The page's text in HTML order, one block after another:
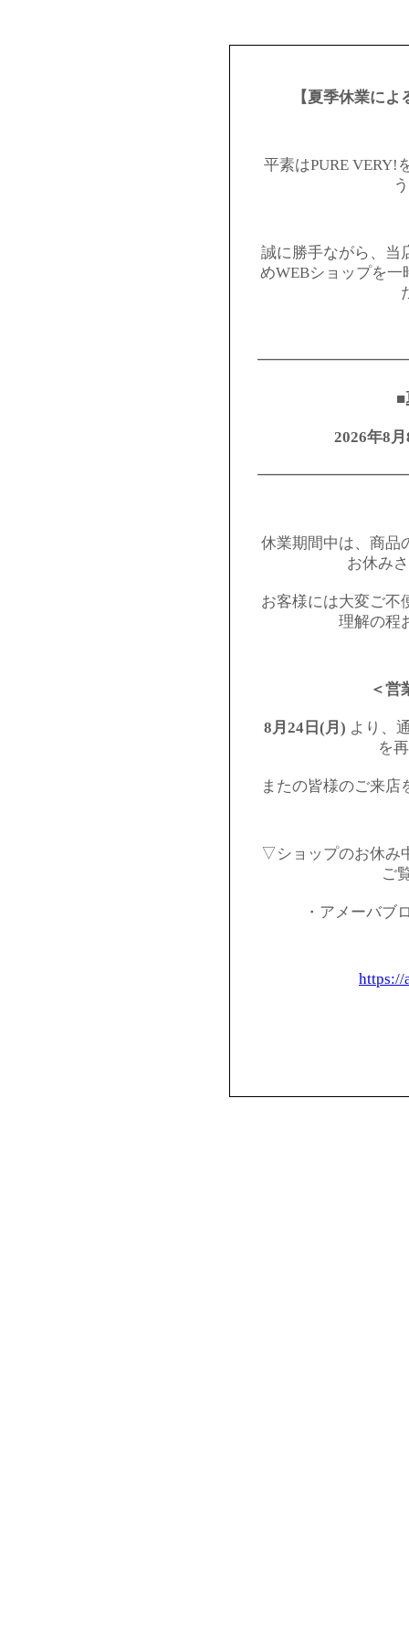
【夏季休業に
平素はPURE VERY!
誠に勝手ながら、当
めWEBショップを
■
2026年8
休業期間中は、商品
お休み
お客様には大変ご不
理解の程
＜営
8月24日(月) より、
を
またの皆様のご来店
▽ショップのお休み
ご
・アメーバブ
https://